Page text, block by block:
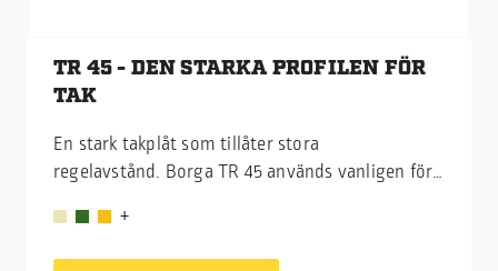
TR 45 - DEN STARKA PROFILEN FÖR
TAK
En stark takplåt som tillåter stora
regelavstånd. Borga TR 45 används vanligen för
och kombinerar god täckbredd med mycket hög
bärighet.